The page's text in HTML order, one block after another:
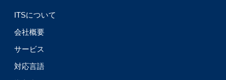
ITSについて
会社概要
サービス
対応言語